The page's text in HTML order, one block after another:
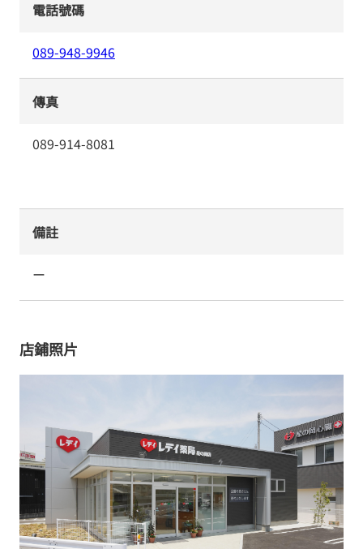
電話號碼
089-948-9946
傳真
089-914-8081
備註
ー
店鋪照片